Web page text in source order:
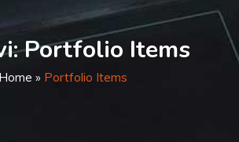
Portfolio Items
Home » Portfolio Items